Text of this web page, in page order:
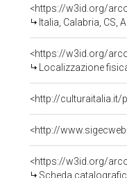
<https://w3id.org/
Italia, Calabria, CS,
<https://w3id.org/
Localizzazione
<http://culturaitalia.it/
<http://
<https://w3id.org/
Scheda